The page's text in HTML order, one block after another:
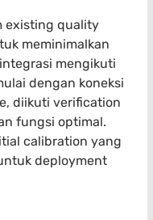
existing quality
meminimalkan
mengikuti
dengan koneksi
diikuti verification
fungsi optimal.
calibration yang
deployment